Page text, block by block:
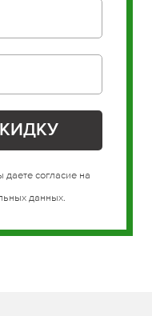
согласие на
данных.